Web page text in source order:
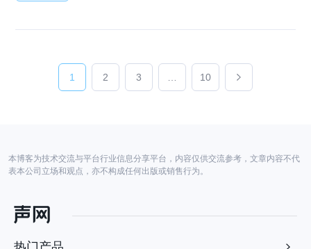
1 2 3 10
本博客为技术交流与平台行业信息分享平台，内容仅供交流参考，文章内容不代
表本公司立场和观点，亦不构成任何出版或销售行为。